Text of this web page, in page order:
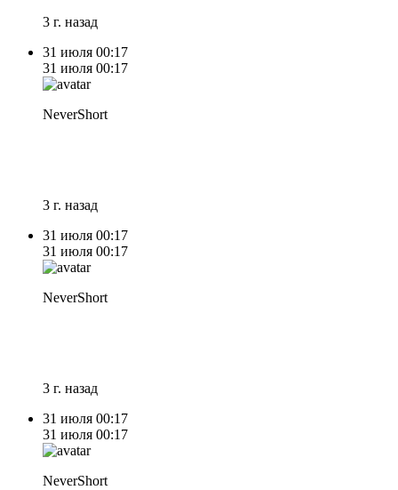
3 г. назад
31 июля 00:17
31 июля 00:17
NeverShort
3 г. назад
31 июля 00:17
31 июля 00:17
NeverShort
3 г. назад
31 июля 00:17
31 июля 00:17
NeverShort